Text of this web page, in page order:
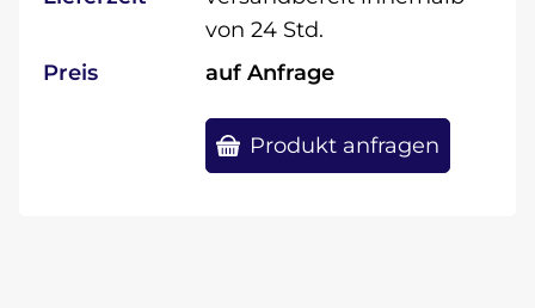
von 24 Std.
Preis
auf Anfrage
Produkt anfragen